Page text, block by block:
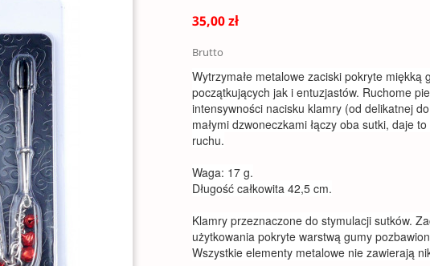
35,00 zł
Brutto
Wytrzymałe metalowe zaciski pokryte miękką
początkujących jak i entuzjastów. Ruchome
intensywności nacisku klamry (od delikatnej
małymi dzwoneczkami łączy oba sutki, daje
ruchu.
Waga: 17 g.
Długość całkowita 42,5 cm.
Klamry przeznaczone do stymulacji sutków.
użytkowania pokryte warstwą gumy
Wszystkie elementy metalowe nie zawierają